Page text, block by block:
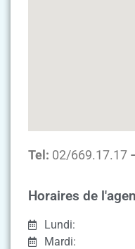
Tel: 02/669.17.17
Horaires de
Lundi:
Mardi: